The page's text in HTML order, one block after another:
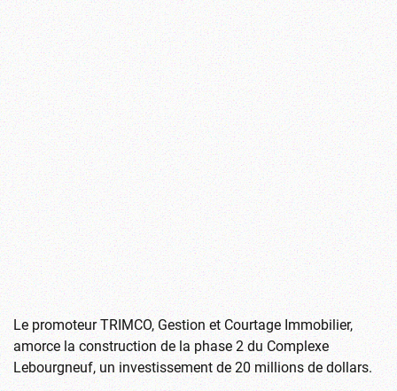
Le promoteur TRIMCO, Gestion et Courtage Immobilier,
amorce la construction de la phase 2 du Complexe
Lebourgneuf, un investissement de 20 millions de dollars.